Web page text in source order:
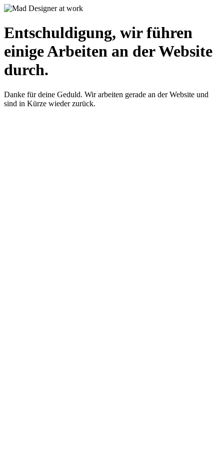
Entschuldigung, wir führen
einige Arbeiten an der Website
durch.
Danke für deine Geduld. Wir arbeiten gerade an der Website und
sind in Kürze wieder zurück.